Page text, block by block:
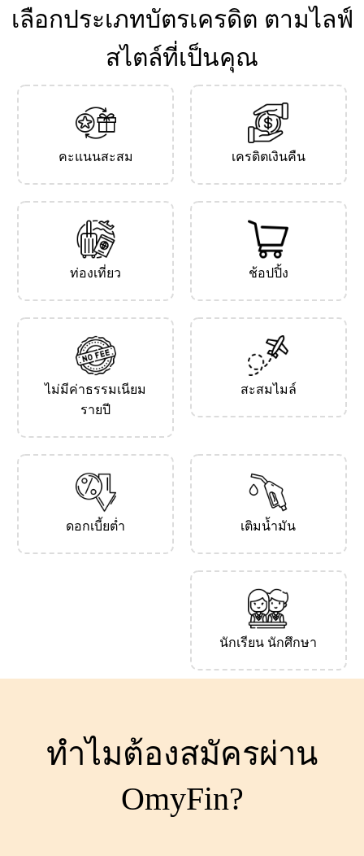
เลือกประเภทบัตรเครดิต ตามไลฟ์
สไตล์ที่เป็นคุณ
เครดิตเงินคืน
คะแนนสะสม
ช้อปปิ้ง
ท่องเที่ยว
สะสมไมล์
ไม่มีค่าธรรมเนียม
รายปี
เติมน้ำมัน
ดอกเบี้ยต่ำ
นักเรียน นักศึกษา
ทำไมต้องสมัครผ่าน
OmyFin?